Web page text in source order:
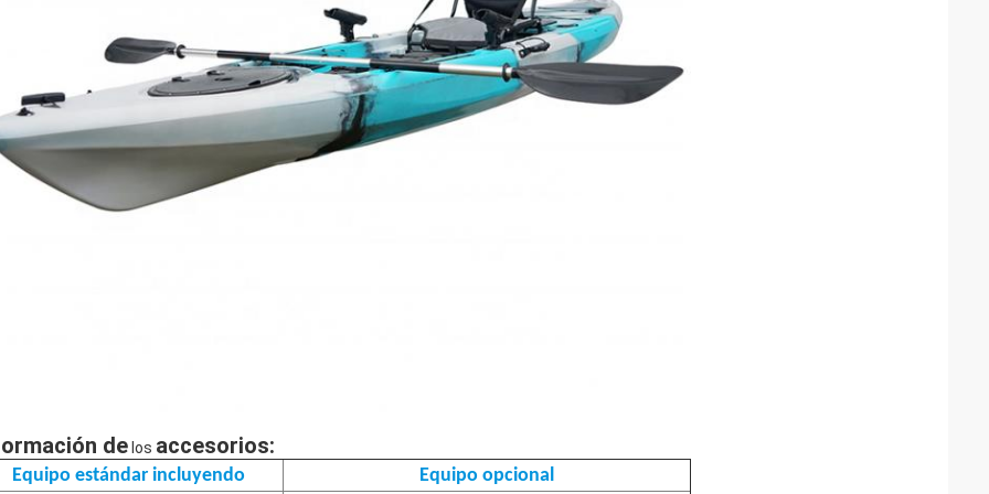
de los accesorios:
Equipo estándar incluyendo Equipo opcional